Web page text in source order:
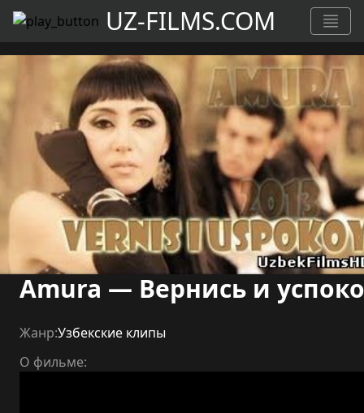
UZ-FILMS.COM
Amura — Вернись и
Жанр:Узбекские клипы
О фильме: